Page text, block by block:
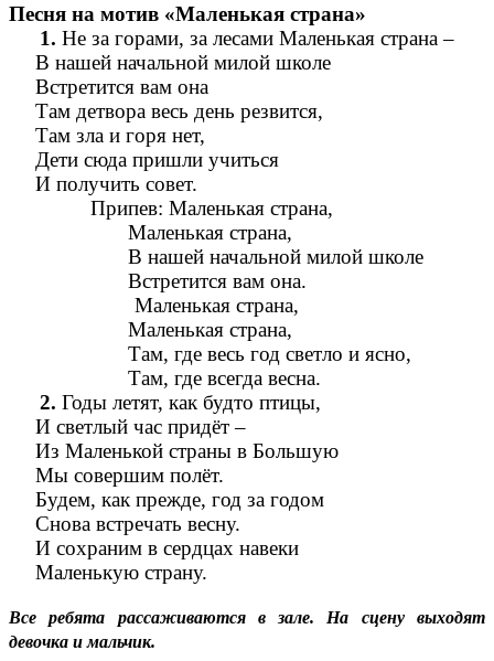
Песня на мотив «Маленькая страна»
Не за горами, за лесами Маленькая страна –
В нашей начальной милой школе
Встретится вам она
Там детвора весь день резвится,
Там зла и горя нет,
Дети сюда пришли учиться
И получить совет.
Припев: Маленькая страна,
Маленькая страна,
В нашей начальной милой школе
Встретится вам она.
Маленькая страна,
Маленькая страна,
Там, где весь год светло и ясно,
Там, где всегда весна.
Годы летят, как будто птицы,
И светлый час придёт –
Из Маленькой страны в Большую
Мы совершим полёт.
Будем, как прежде, год за годом
Снова встречать весну.
И сохраним в сердцах навеки
Маленькую страну.
Все ребята рассаживаются в зале. На сцену выходят
девочка и мальчик.